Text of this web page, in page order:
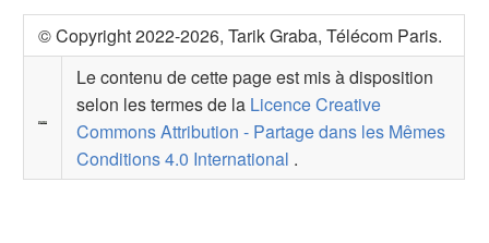
© Copyright 2022-2026, Tarik Graba, Télécom Paris.
Le contenu de cette page est mis à disposition
selon les termes de la Licence Creative
Commons Attribution - Partage dans les Mêmes
Conditions 4.0 International .